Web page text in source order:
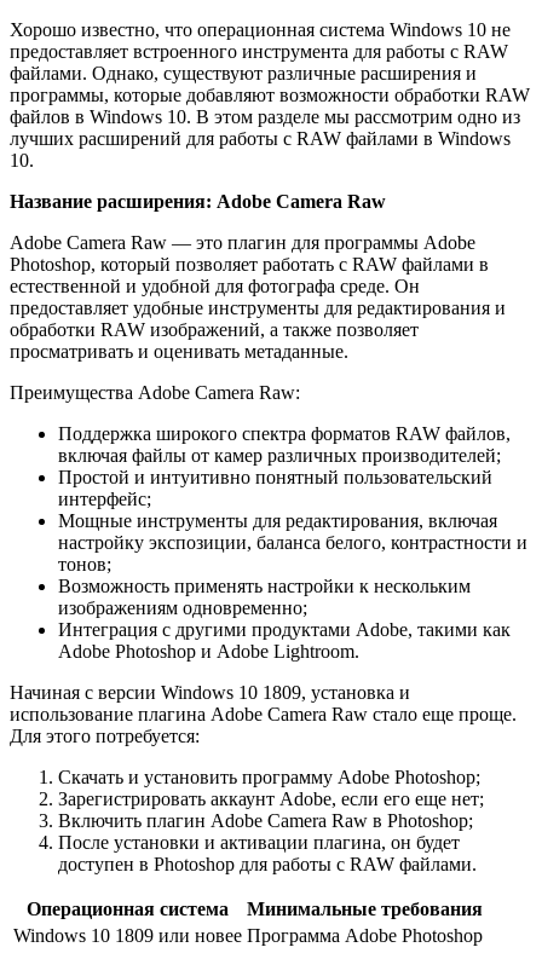
Хорошо известно, что операционная система Windows 10 не
предоставляет встроенного инструмента для работы с RAW
файлами. Однако, существуют различные расширения и
программы, которые добавляют возможности обработки RAW
файлов в Windows 10. В этом разделе мы рассмотрим одно из
лучших расширений для работы с RAW файлами в Windows
10.
Название расширения: Adobe Camera Raw
Adobe Camera Raw — это плагин для программы Adobe
Photoshop, который позволяет работать с RAW файлами в
естественной и удобной для фотографа среде. Он
предоставляет удобные инструменты для редактирования и
обработки RAW изображений, а также позволяет
просматривать и оценивать метаданные.
Преимущества Adobe Camera Raw:
Поддержка широкого спектра форматов RAW файлов,
включая файлы от камер различных производителей;
Простой и интуитивно понятный пользовательский
интерфейс;
Мощные инструменты для редактирования, включая
настройку экспозиции, баланса белого, контрастности и
тонов;
Возможность применять настройки к нескольким
изображениям одновременно;
Интеграция с другими продуктами Adobe, такими как
Adobe Photoshop и Adobe Lightroom.
Начиная с версии Windows 10 1809, установка и
использование плагина Adobe Camera Raw стало еще проще.
Для этого потребуется:
Скачать и установить программу Adobe Photoshop;
Зарегистрировать аккаунт Adobe, если его еще нет;
Включить плагин Adobe Camera Raw в Photoshop;
После установки и активации плагина, он будет
доступен в Photoshop для работы с RAW файлами.
Операционная система
Минимальные требования
Windows 10 1809 или новее Программа Adobe Photoshop